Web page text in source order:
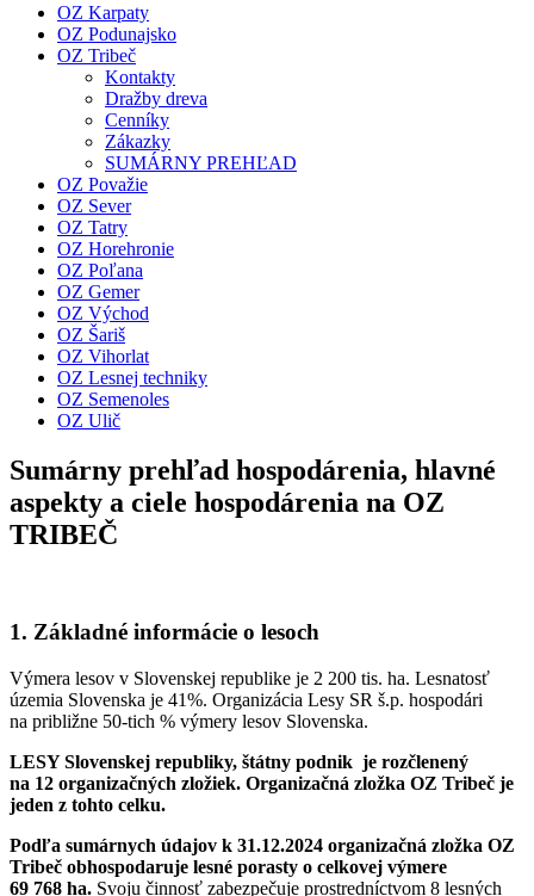
OZ Karpaty
OZ Podunajsko
OZ Tribeč
Kontakty
Dražby dreva
Cenníky
Zákazky
SUMÁRNY PREHĽAD
OZ Považie
OZ Sever
OZ Tatry
OZ Horehronie
OZ Poľana
OZ Gemer
OZ Východ
OZ Šariš
OZ Vihorlat
OZ Lesnej techniky
OZ Semenoles
OZ Ulič
Sumárny prehľad hospodárenia, hlavné
aspekty a ciele hospodárenia na OZ
TRIBEČ
1. Základné informácie o lesoch
Výmera lesov v Slovenskej republike je 2 200 tis. ha. Lesnatosť
územia Slovenska je 41%. Organizácia Lesy SR š.p. hospodári
na približne 50-tich % výmery lesov Slovenska.
LESY Slovenskej republiky, štátny podnik je rozčlenený
na 12 organizačných zložiek. Organizačná zložka OZ Tribeč je
jeden z tohto celku.
Podľa sumárnych údajov k 31.12.2024 organizačná zložka OZ
Tribeč obhospodaruje lesné porasty o celkovej výmere
69 768 ha. Svoju činnosť zabezpečuje prostredníctvom 8 lesných